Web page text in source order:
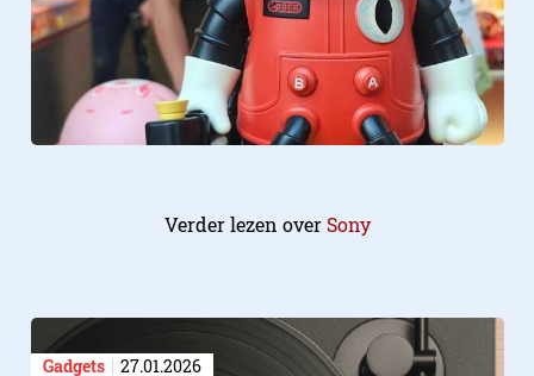
Verder lezen overSony
Gadgets 27.01.2026